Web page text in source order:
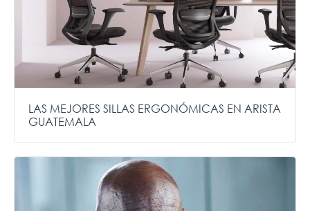
LAS MEJORES SILLAS ERGONÓMICAS EN ARISTA
GUATEMALA